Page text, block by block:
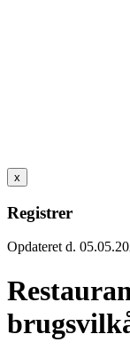
x
Registrer
Opdateret d.